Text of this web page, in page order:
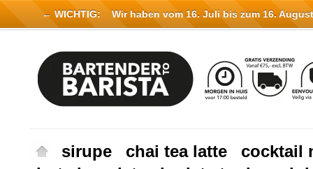
sirupe chai tea latte
cocktail
← WICHTIG: Wir haben vom 16. Juli bis zum 16.